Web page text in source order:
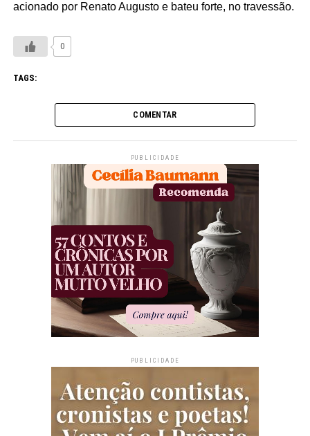
acionado por Renato Augusto e bateu forte, no travessão.
0
TAGS:
COMENTAR
PUBLICIDADE
PUBLICIDADE